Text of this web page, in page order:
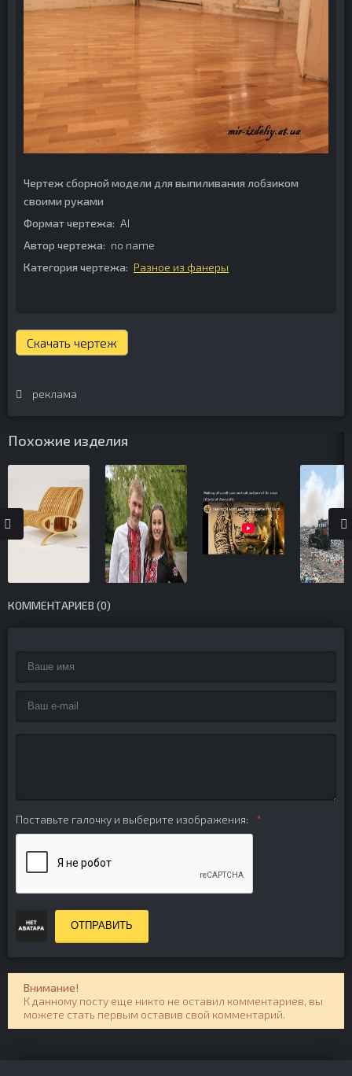
Чертеж сборной модели для выпиливания лобзиком
своими руками
Формат чертежа: AI
Автор чертежа: no name
Категория чертежа: Разное из фанеры
Скачать чертеж
реклама
Похожие изделия
КОММЕНТАРИЕВ (0)
Поставьте галочку и выберите изображения:
ОТПРАВИТЬ
Внимание!
К данному посту еще никто не оставил комментариев, вы
можете стать первым оставив свой комментарий.